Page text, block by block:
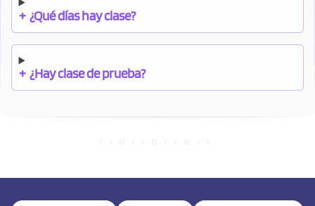
+ ¿Qué días hay clase?
+ ¿Hay clase de prueba?